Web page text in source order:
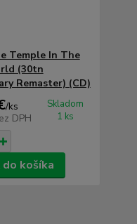
Temple In The
(30tn
Remaster) (CD)
/ks
DPH
Skladom
1 ks
košíka